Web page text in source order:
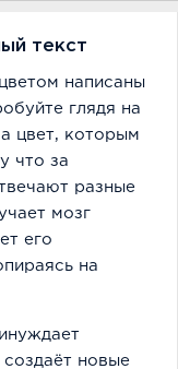
текст
написаны
глядя на
цвет, которым
что за
разные
мозг
его
на
новые